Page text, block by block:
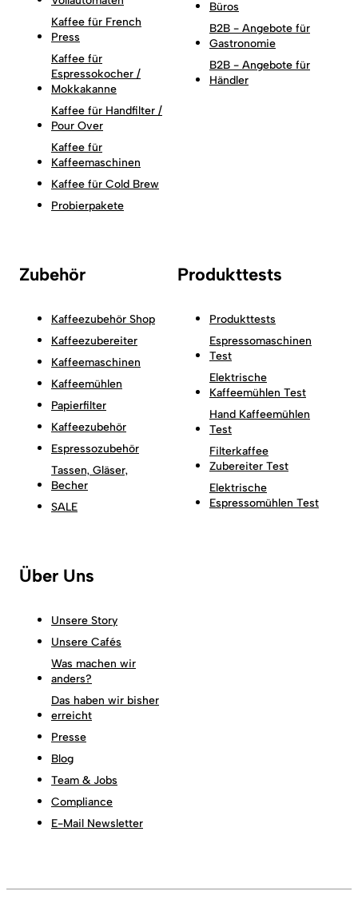
Kaffee für French
Press
Kaffee für
Espressokocher /
Mokkakanne
Kaffee für Handfilter /
Pour Over
Kaffee für
Kaffeemaschinen
Kaffee für Cold Brew
Probierpakete
Büros
B2B - Angebote für
Gastronomie
B2B - Angebote für
Händler
Zubehör
Kaffeezubehör Shop
Kaffeezubereiter
Kaffeemaschinen
Kaffeemühlen
Papierfilter
Kaffeezubehör
Espressozubehör
Tassen, Gläser,
Becher
SALE
Produkttests
Produkttests
Espressomaschinen
Test
Elektrische
Kaffeemühlen Test
Hand Kaffeemühlen
Test
Filterkaffee
Zubereiter Test
Elektrische
Espressomühlen Test
Über Uns
Unsere Story
Unsere Cafés
Was machen wir
anders?
Das haben wir bisher
erreicht
Presse
Blog
Team & Jobs
Compliance
E-Mail Newsletter